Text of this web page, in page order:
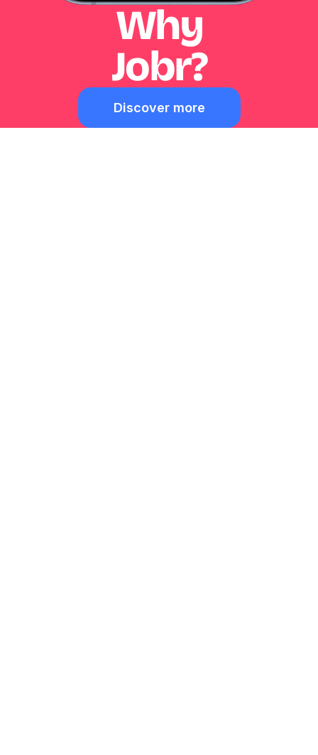
Why
Jobr?
Discover more